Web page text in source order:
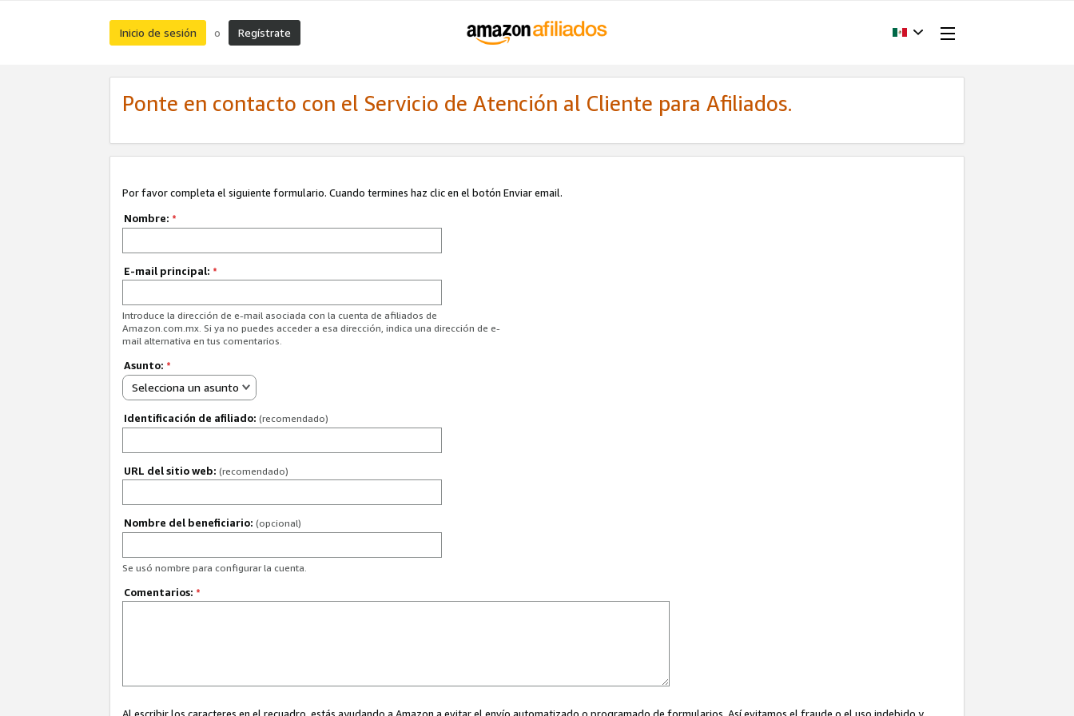
Inicio de sesión o Regístrate
Ponte en contacto con el Servicio de Atención al Cliente para Afiliados.
Por favor completa el siguiente formulario. Cuando termines haz clic en el botón Enviar email.
Nombre: *
E-mail principal: *
Introduce la dirección de e-mail asociada con la cuenta de afiliados de
Amazon.com.mx. Si ya no puedes acceder a esa dirección, indica una dirección de e-
mail alternativa en tus comentarios.
Asunto: *
Selecciona un asunto
Identificación de afiliado: (recomendado)
URL del sitio web: (recomendado)
Nombre del beneficiario: (opcional)
Se usó nombre para configurar la cuenta.
Comentarios: *